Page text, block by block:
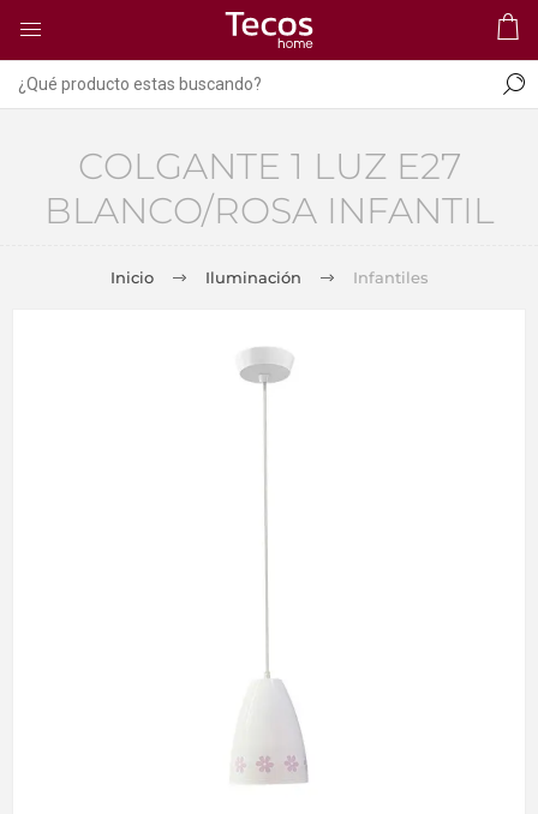
COLGANTE 1 LUZ E27
BLANCO/ROSA INFANTIL
Inicio Iluminación Infantiles